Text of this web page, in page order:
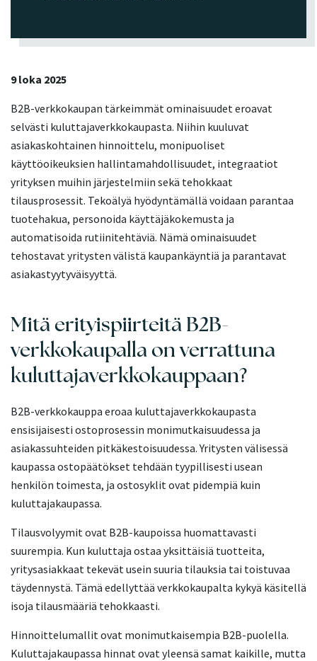
9 loka 2025
B2B-verkkokaupan tärkeimmät ominaisuudet eroavat
selvästi kuluttajaverkkokaupasta. Niihin kuuluvat
asiakaskohtainen hinnoittelu, monipuoliset
käyttöoikeuksien hallintamahdollisuudet, integraatiot
yrityksen muihin järjestelmiin sekä tehokkaat
tilausprosessit. Tekoälyä hyödyntämällä voidaan parantaa
tuotehakua, personoida käyttäjäkokemusta ja
automatisoida rutiinitehtäviä. Nämä ominaisuudet
tehostavat yritysten välistä kaupankäyntiä ja parantavat
asiakastyytyväisyyttä.
Mitä erityispiirteitä B2B-
verkkokaupalla on verrattuna
kuluttajaverkkokauppaan?
B2B-verkkokauppa eroaa kuluttajaverkkokaupasta
ensisijaisesti ostoprosessin monimutkaisuudessa ja
asiakassuhteiden pitkäkestoisuudessa. Yritysten välisessä
kaupassa ostopäätökset tehdään tyypillisesti usean
henkilön toimesta, ja ostosyklit ovat pidempiä kuin
kuluttajakaupassa.
Tilausvolyymit ovat B2B-kaupoissa huomattavasti
suurempia. Kun kuluttaja ostaa yksittäisiä tuotteita,
yritysasiakkaat tekevät usein suuria tilauksia tai toistuvaa
täydennystä. Tämä edellyttää verkkokaupalta kykyä käsitellä
isoja tilausmääriä tehokkaasti.
Hinnoittelumallit ovat monimutkaisempia B2B-puolella.
Kuluttajakaupassa hinnat ovat yleensä samat kaikille, mutta